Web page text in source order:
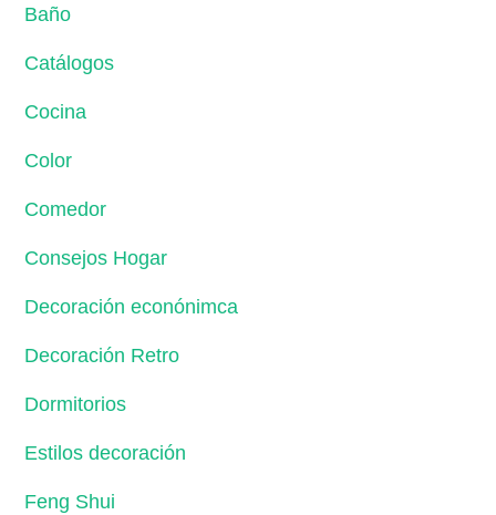
Baño
Catálogos
Cocina
Color
Comedor
Consejos Hogar
Decoración econónimca
Decoración Retro
Dormitorios
Estilos decoración
Feng Shui